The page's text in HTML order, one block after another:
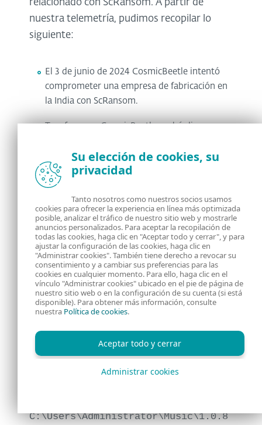
relacionado con ScRansom. A partir de
nuestra telemetría, pudimos recopilar lo
siguiente:
El 3 de junio de 2024 CosmicBeetle intentó
comprometer una empresa de fabricación en
la India con ScRansom.
Tras fracasar, CosmicBeetle probó diversas
para eliminar la protección EDR, a saber:
Reaper
Darksidey
RealBlindingEDR.
El 8 de junio de 2024, el EDR killer de
RansomHub fue ejecutado en la misma
máquina.
El 10 de junio de 2024, RansomHub fue
La forma en que se ejecutó el EDR killer de
RansomHub es muy inusual. Fue extraído
C:\Users\Administrator\Music\1.0.8
Su elección de cookies, su
privacidad
Tanto nosotros como nuestros socios usamos
cookies para ofrecer la experiencia en línea más optimizada
posible, analizar el tráfico de nuestro sitio web y mostrarle
anuncios personalizados. Para aceptar la recopilación de
todas las cookies, haga clic en "Aceptar todo y cerrar", y para
ajustar la configuración de las cookies, haga clic en
"Administrar cookies". También tiene derecho a revocar su
consentimiento y a cambiar sus preferencias para las
cookies en cualquier momento. Para ello, haga clic en el
vínculo "Administrar cookies" ubicado en el pie de página de
nuestro sitio web o en la configuración de su cuenta (si está
disponible). Para obtener más información, consulte
nuestra Política de cookies.
Aceptar todo y cerrar
Administrar cookies